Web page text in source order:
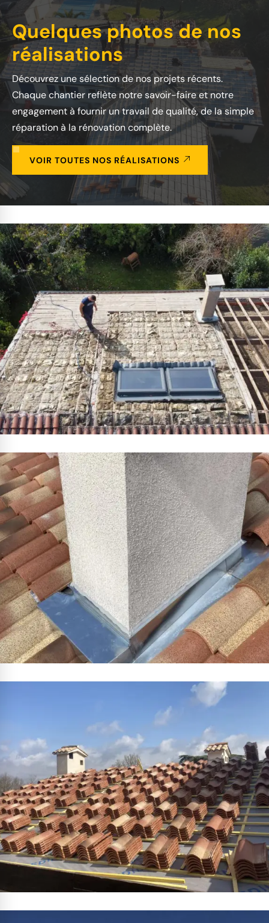
Quelques photos de nos
réalisations
Découvrez une sélection de nos projets récents.
Chaque chantier reflète notre savoir-faire et notre
engagement à fournir un travail de qualité, de la simple
réparation à la rénovation complète.
VOIR TOUTES NOS RÉALISATIONS